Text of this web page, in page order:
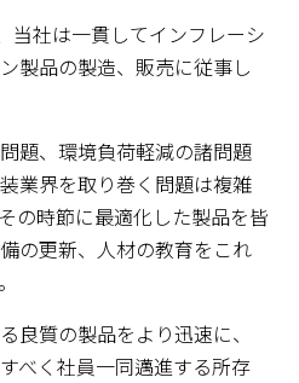
当社は一貫してインフレーシ
製品の製造、販売に従事し
題、環境負荷軽減の諸問題
業界を取り巻く問題は複雑
の時節に最適化した製品を皆
の更新、人材の教育をこれ
良質の製品をより迅速に、
べく社員一同邁進する所存